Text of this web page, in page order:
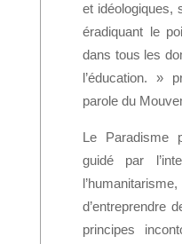
et idéologiques,
éradiquant le
dans tous les
l’éducation. »
parole du
Le Paradisme
guidé par
d’entreprendre
principes